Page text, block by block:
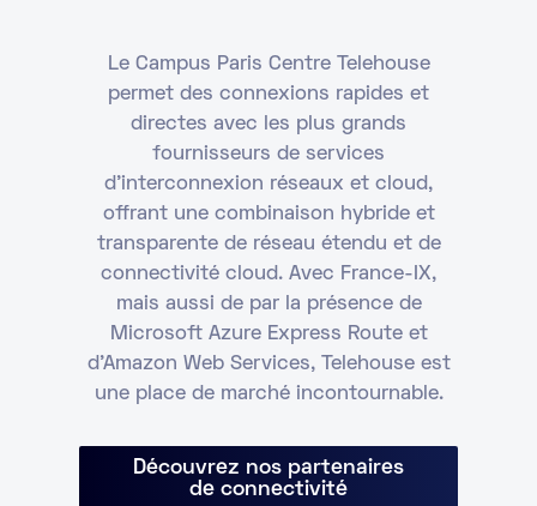
Le Campus Paris Centre Telehouse
permet des connexions rapides et
directes avec les plus grands
fournisseurs de services
d'interconnexion réseaux et cloud,
offrant une combinaison hybride et
transparente de réseau étendu et de
connectivité cloud. Avec France-IX,
mais aussi de par la présence de
Microsoft Azure Express Route et
d’Amazon Web Services, Telehouse est
une place de marché incontournable.
Découvrez nos partenaires
de connectivité